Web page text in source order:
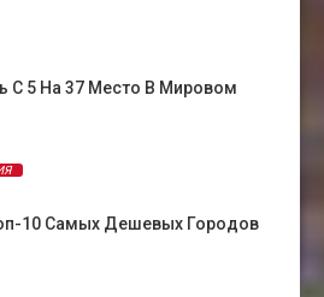
С 5 На 37 Место В Мировом
10 Самых Дешевых Городов